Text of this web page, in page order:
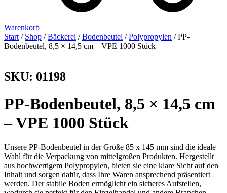
Warenkorb
Start / Shop /Bäckerei /Bodenbeutel /Polypropylen / PP-
Bodenbeutel, 8,5 × 14,5 cm – VPE 1000 Stück
SKU: 01198
PP-Bodenbeutel, 8,5 × 14,5 cm
– VPE 1000 Stück
Unsere PP-Bodenbeutel in der Größe 85 x 145 mm sind die ideale
Wahl für die Verpackung von mittelgroßen Produkten. Hergestellt
aus hochwertigem Polypropylen, bieten sie eine klare Sicht auf den
Inhalt und sorgen dafür, dass Ihre Waren ansprechend präsentiert
werden. Der stabile Boden ermöglicht ein sicheres Aufstellen,